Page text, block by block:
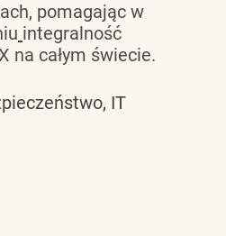
pomagając w
integralność
na całym świecie.
IT